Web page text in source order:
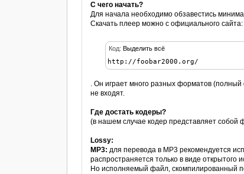
С чего начать?
Для начала необходимо обзавестись
Скачать плеер можно с официального сайта:
Код:Выделить всё
http://foobar2000.org/
. Он играет много разных форматов (полный
не входят.
Где достать кодеры?
(в нашем случае кодер представляет
Lossy:
MP3: для перевода в MP3 рекомендуется
распространяется только в виде открытого
Но исполняемый файл, скомпилированный